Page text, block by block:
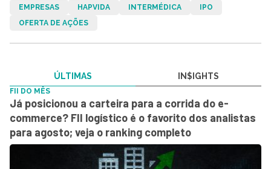
EMPRESAS
HAPVIDA INTERMÉDICA
IPO
OFERTA DE AÇÕES
ÚLTIMAS IN$IGHTS
FII DO MÊS
Já posicionou a carteira para a corrida do e-
commerce? FII logístico é o favorito dos analistas
para agosto; veja o ranking completo